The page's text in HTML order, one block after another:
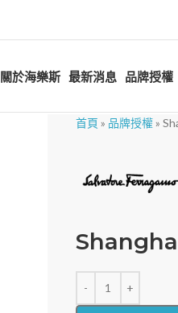
關於海樂斯 最新消息 品牌授權
首頁 » 品牌授權»